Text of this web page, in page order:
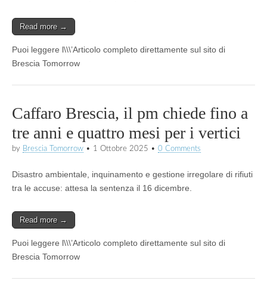
Read more →
Puoi leggere l\\\’Articolo completo direttamente sul sito di
Brescia Tomorrow
Caffaro Brescia, il pm chiede fino a
tre anni e quattro mesi per i vertici
by Brescia Tomorrow • 1 Ottobre 2025 • 0 Comments
Disastro ambientale, inquinamento e gestione irregolare di rifiuti
tra le accuse: attesa la sentenza il 16 dicembre.
Read more →
Puoi leggere l\\\’Articolo completo direttamente sul sito di
Brescia Tomorrow